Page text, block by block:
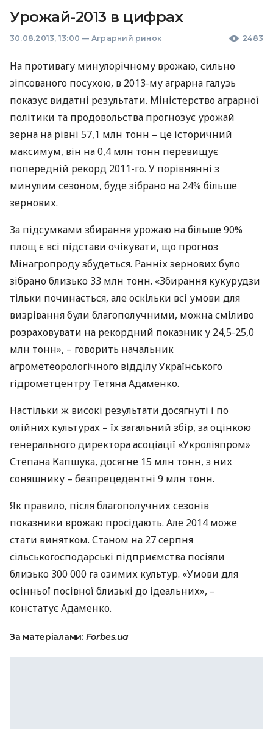
Урожай-2013 в цифрах
30.08.2013, 13:00 — Аграрний ринок 2483
На противагу минулорічному врожаю, сильно
зіпсованого посухою, в 2013-му аграрна галузь
показує видатні результати. Міністерство аграрної
політики та продовольства прогнозує урожай
зерна на рівні 57,1 млн тонн – це історичний
максимум, він на 0,4 млн тонн перевищує
попередній рекорд 2011-го. У порівнянні з
минулим сезоном, буде зібрано на 24% більше
зернових.
За підсумками збирання урожаю на більше 90%
площ є всі підстави очікувати, що прогноз
Мінагропроду збудеться. Ранніх зернових було
зібрано близько 33 млн тонн. «Збирання кукурудзи
тільки починається, але оскільки всі умови для
визрівання були благополучними, можна сміливо
розраховувати на рекордний показник у 24,5-25,0
млн тонн», – говорить начальник
агрометеорологічного відділу Українського
гідрометцентру Тетяна Адаменко.
Настільки ж високі результати досягнуті і по
олійних культурах – їх загальний збір, за оцінкою
генерального директора асоціації «Укроліяпром»
Степана Капшука, досягне 15 млн тонн, з них
соняшнику – безпрецедентні 9 млн тонн.
Як правило, після благополучних сезонів
показники врожаю просідають. Але 2014 може
стати винятком. Станом на 27 серпня
сільськогосподарські підприємства посіяли
близько 300 000 га озимих культур. «Умови для
осінньої посівної близькі до ідеальних», –
констатує Адаменко.
За матеріалами: Forbes.ua